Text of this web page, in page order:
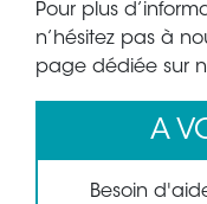
Pour plus
n’hésitez pas à
page dédiée sur
A
Besoin